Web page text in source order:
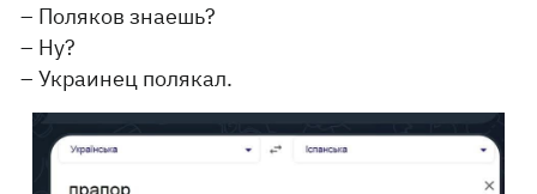
– Поляков знаешь?
– Ну?
– Украинец полякал.